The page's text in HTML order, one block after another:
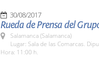
30/08/2017
Rueda de Prensa del
Salamanca (Salamanca)
Lugar: Sala de las Comarcas.
Hora: 11:00 h.